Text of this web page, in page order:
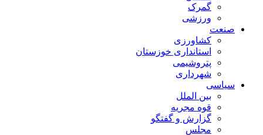
گمرک
ورزشی
صنعت
کشاورزی
استانداری خوزستان
پتروشیمی
شهرداری
سیاسی
بین الملل
قوه مجریه
گزارش و گفتگو
مجلس